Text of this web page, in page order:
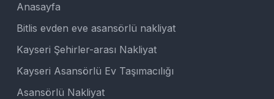
Anasayfa
Bitlis evden eve asansörlü nakliyat
Kayseri Şehirler-arası Nakliyat
Kayseri Asansörlü Ev Taşımacılığı
Asansörlü Nakliyat